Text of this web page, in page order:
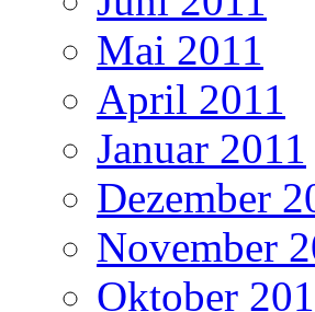
Mai 2011
April 2011
Januar 2011
Dezember
November
Oktober